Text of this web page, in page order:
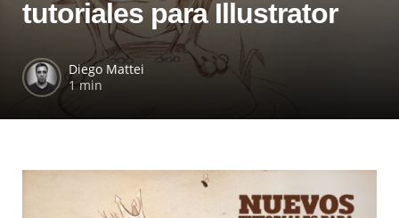
tutoriales para Illustrator
Diego Mattei
1 min